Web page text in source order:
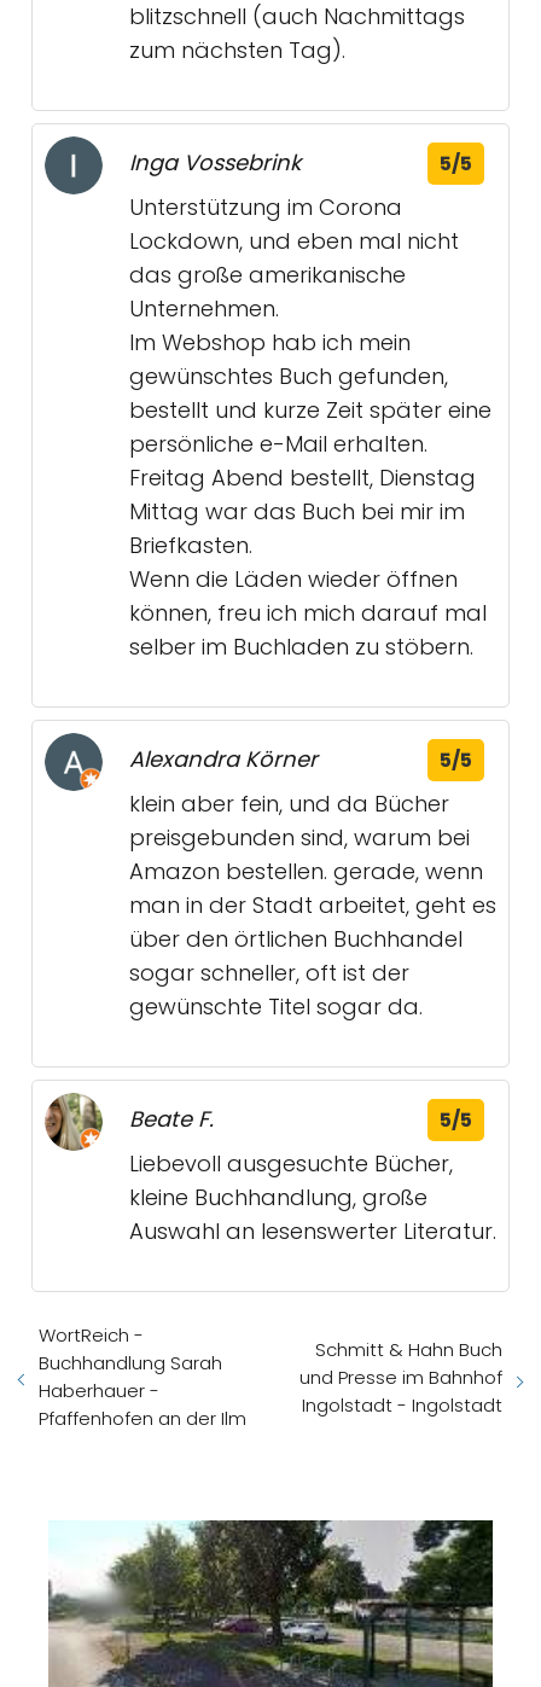
blitzschnell (auch Nachmittags
zum nächsten Tag).
Inga Vossebrink 5/5
Unterstützung im Corona
Lockdown, und eben mal nicht
das große amerikanische
Unternehmen.
Im Webshop hab ich mein
gewünschtes Buch gefunden,
bestellt und kurze Zeit später eine
persönliche e-Mail erhalten.
Freitag Abend bestellt, Dienstag
Mittag war das Buch bei mir im
Briefkasten.
Wenn die Läden wieder öffnen
können, freu ich mich darauf mal
selber im Buchladen zu stöbern.
Alexandra Körner 5/5
klein aber fein, und da Bücher
preisgebunden sind, warum bei
Amazon bestellen. gerade, wenn
man in der Stadt arbeitet, geht es
über den örtlichen Buchhandel
sogar schneller, oft ist der
gewünschte Titel sogar da.
Beate F. 5/5
Liebevoll ausgesuchte Bücher,
kleine Buchhandlung, große
Auswahl an lesenswerter Literatur.
WortReich -
Buchhandlung Sarah
Haberhauer -
Pfaffenhofen an der Ilm
Schmitt & Hahn Buch
und Presse im Bahnhof
Ingolstadt - Ingolstadt